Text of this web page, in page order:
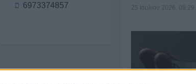
6973374857
25 Ιουλίου 2026, 08:29